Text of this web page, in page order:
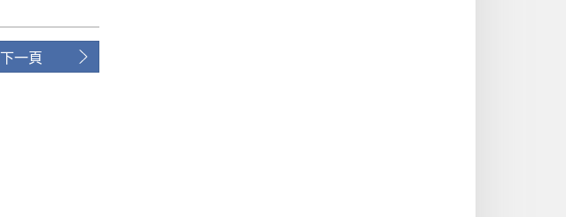
下一頁